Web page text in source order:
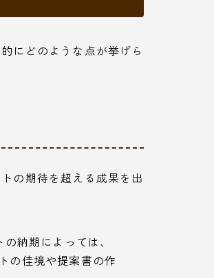
にどのような点が挙げら
の期待を超える成果を出
納期によっては、
の佳境や提案書の作